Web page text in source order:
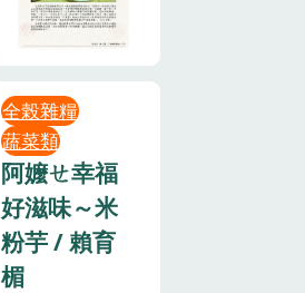
全榖雜糧
蔬菜類
阿嬤ㄝ幸福
好滋味～米
粉芋 / 賴育
楣